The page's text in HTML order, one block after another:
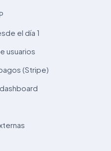
el día 1
usuarios
(Stripe)